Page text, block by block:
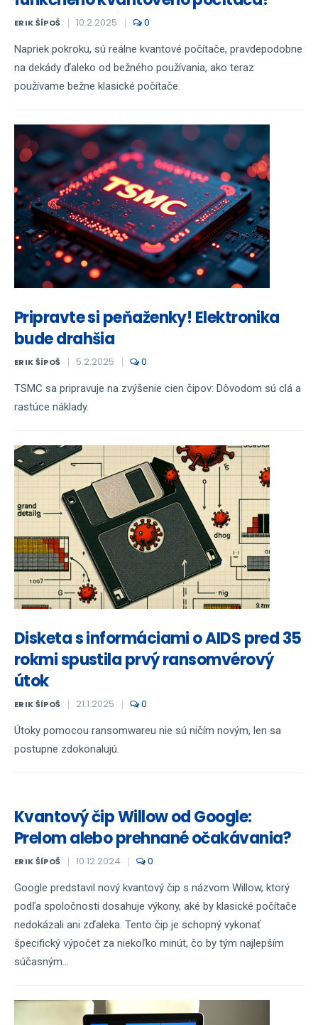
ERIK ŠÍPOŠ 10.2.2025 0
Napriek pokroku, sú reálne kvantové počítače, pravdepodobne
na dekády ďaleko od bežného používania, ako teraz
používame bežne klasické počítače.
Pripravte si peňaženky! Elektronika
bude drahšia
ERIK ŠÍPOŠ 5.2.2025 0
TSMC sa pripravuje na zvýšenie cien čipov: Dôvodom sú clá a
rastúce náklady.
Disketa s informáciami o AIDS pred 35
rokmi spustila prvý ransomvérový
útok
ERIK ŠÍPOŠ 21.1.2025 0
Útoky pomocou ransomwareu nie sú ničím novým, len sa
postupne zdokonalujú.
Kvantový čip Willow od Google:
Prelom alebo prehnané očakávania?
ERIK ŠÍPOŠ 10.12.2024 0
Google predstavil nový kvantový čip s názvom Willow, ktorý
podľa spoločnosti dosahuje výkony, aké by klasické počítače
nedokázali ani zďaleka. Tento čip je schopný vykonať
špecifický výpočet za niekoľko minút, čo by tým najlepším
súčasným...